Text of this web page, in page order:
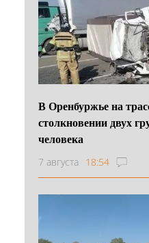
В Оренбуржье на
столкновении двух
человека
7 августа 18:54